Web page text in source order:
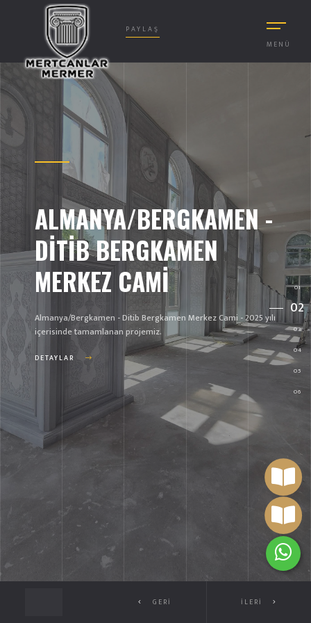
MENÜ
PAYLAŞ
ALMANYA/BERGKAMEN -
DITIB BERGKAMEN
MERKEZ CAMI
Almanya/Bergkamen - Ditib Bergkamen Merkez Cami - 2025 yılı
içerisinde tamamlanan projemiz.
DETAYLAR
İLERI
GERI